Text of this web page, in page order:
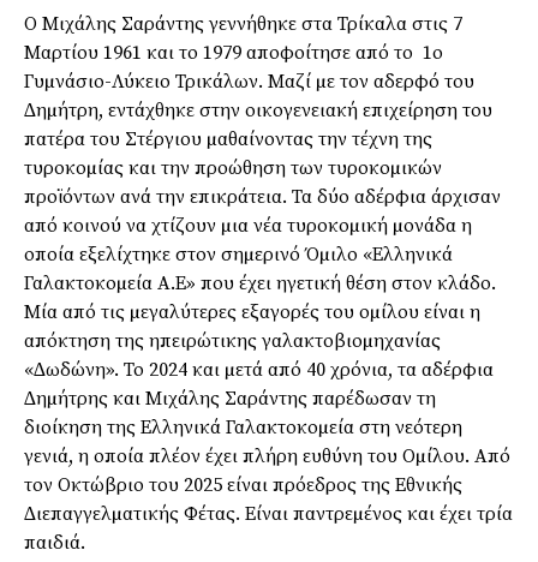
Ο Μιχάλης Σαράντης γεννήθηκε στα Τρίκαλα στις 7
Μαρτίου 1961 και το 1979 αποφοίτησε από το 1ο
Γυµνάσιο-Λύκειο Τρικάλων. Μαζί µε τον αδερφό του
∆ηµήτρη, εντάχθηκε στην οικογενειακή επιχείρηση του
πατέρα του Στέργιου µαθαίνοντας την τέχνη της
τυροκοµίας και την προώθηση των τυροκοµικών
προϊόντων ανά την επικράτεια. Τα δύο αδέρφια άρχισαν
από κοινού να χτίζουν µια νέα τυροκοµική µονάδα η
οποία εξελίχτηκε στον σηµερινό Όµιλο «Ελληνικά
Γαλακτοκοµεία Α.Ε» που έχει ηγετική θέση στον κλάδο.
Μία από τις µεγαλύτερες εξαγορές του οµίλου είναι η
απόκτηση της ηπειρώτικης γαλακτοβιοµηχανίας
«∆ωδώνη». Το 2024 και µετά από 40 χρόνια, τα αδέρφια
∆ηµήτρης και Μιχάλης Σαράντης παρέδωσαν τη
διοίκηση της Ελληνικά Γαλακτοκοµεία στη νεότερη
γενιά, η οποία πλέον έχει πλήρη ευθύνη του Οµίλου. Από
τον Οκτώβριο του 2025 είναι πρόεδρος της Εθνικής
∆ιεπαγγελµατικής Φέτας. Είναι παντρεµένος και έχει τρία
παιδιά.